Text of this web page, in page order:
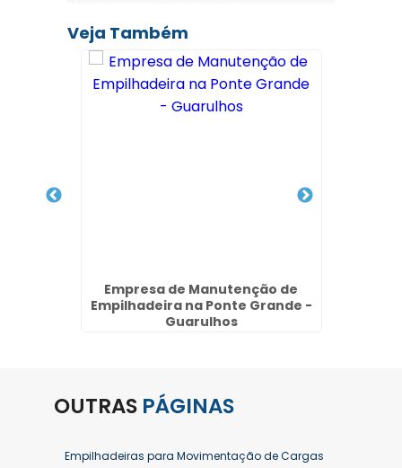
Veja Também
Empresa de Manutenção de
Empilhadeira na Ponte Grande -
Guarulhos
OUTRAS PÁGINAS
Empilhadeiras para Movimentação de Cargas